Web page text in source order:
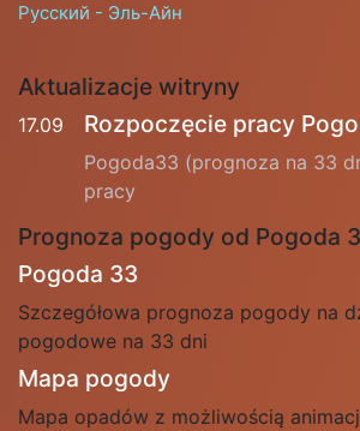
Русский - Эль-Айн
Aktualizacje witryny
17.09 Rozpoczęcie pracy
Pogoda33 (prognoza na 33
pracy
Prognoza pogody od Pogoda
Pogoda 33
Szczegółowa prognoza pogody na
pogodowe na 33 dni
Mapa pogody
Mapa opadów z możliwością